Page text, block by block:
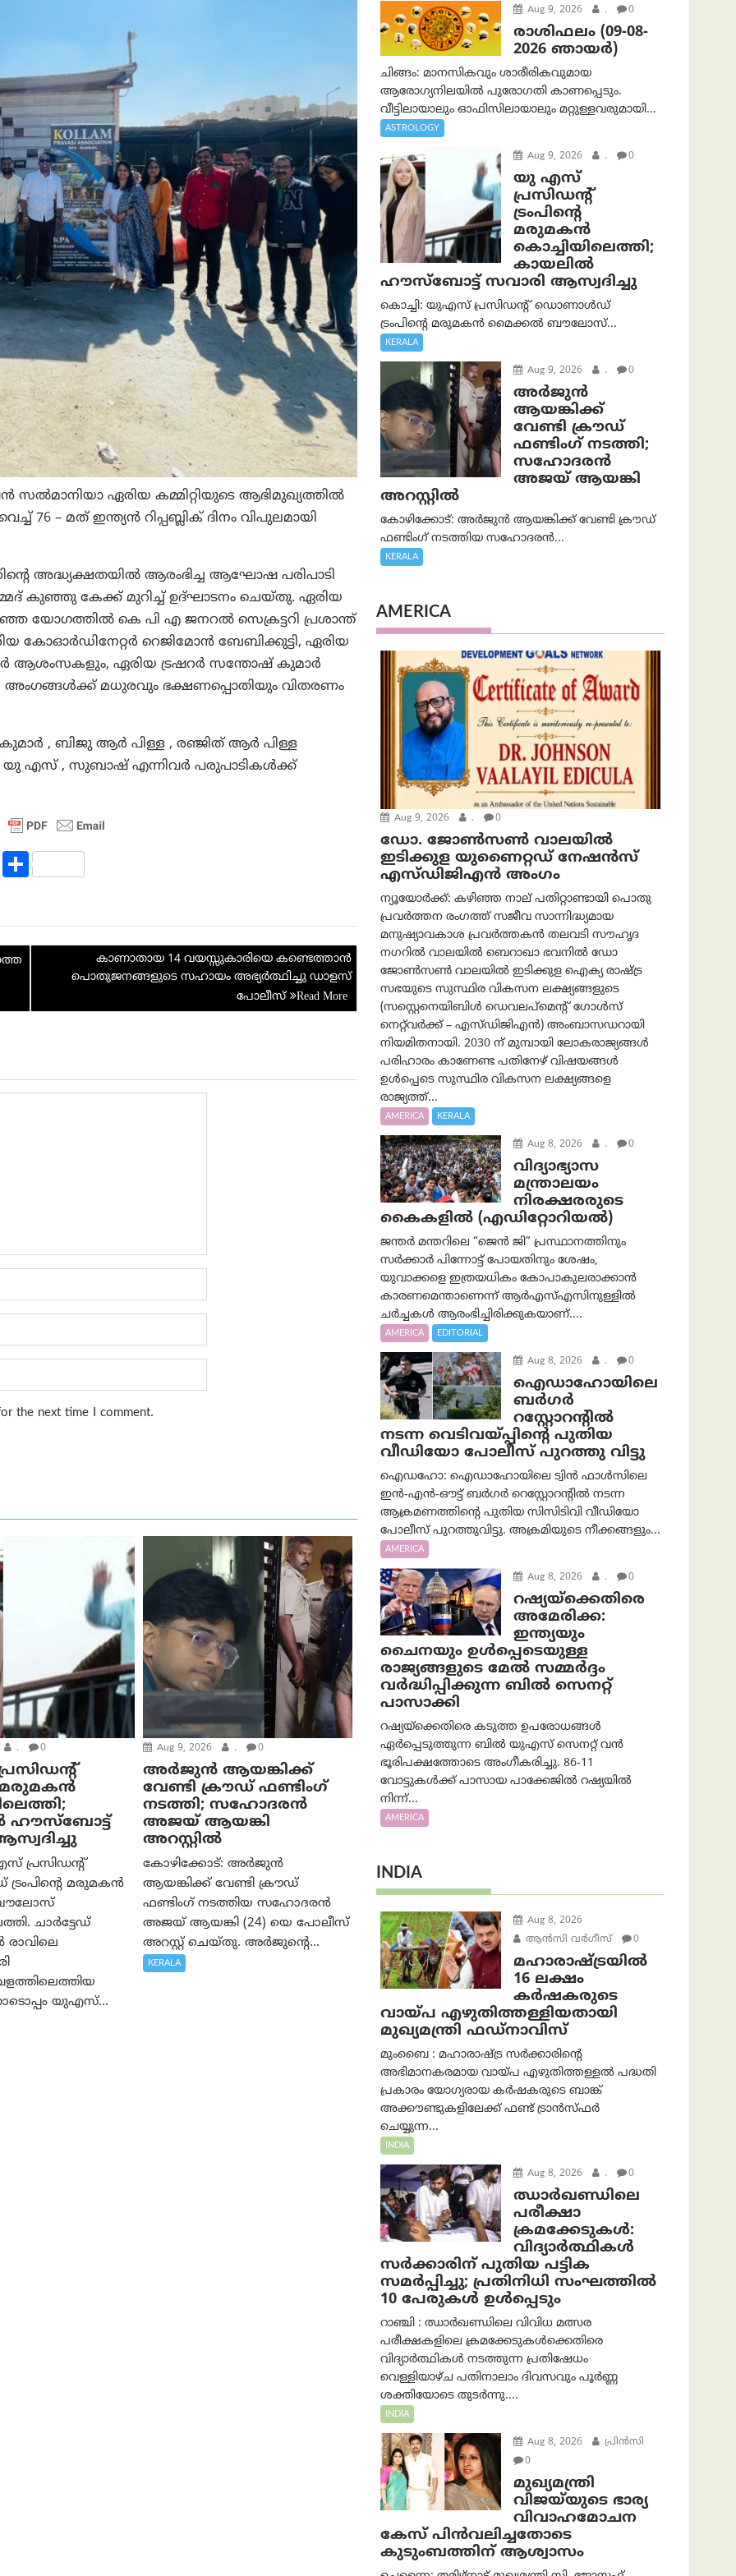
ഏരിയ കമ്മിറ്റിയുടെ ആഭിമുഖ്യത്തിൽ
76 – മത് ഇന്ത്യൻ റിപ്പബ്ലിക് ദിനം വിപുലമായി
അദ്ധ്യക്ഷതയിൽ ആരംഭിച്ച ആഘോഷ പരിപാടി
കുഞ്ഞു കേക്ക് മുറിച്ച് ഉദ്ഘാടനം ചെയ്തു. ഏരിയ
യോഗത്തിൽ കെ പി എ ജനറൽ സെക്രട്ടറി പ്രശാന്ത്
കോഓര്‍ഡിനേറ്റർ റെജിമോൻ ബേബിക്കുട്ടി, ഏരിയ
ആശംസകളും, ഏരിയ ട്രഷറർ സന്തോഷ് കുമാർ
അംഗങ്ങൾക്ക് മധുരവും ഭക്ഷണപ്പൊതിയും വിതരണം
, ബിജു ആർ പിള്ള , രഞ്ജിത് ആർ പിള്ള
യു എസ് , സുബാഷ് എന്നിവർ പരുപാടികൾക്ക്
R S
e
കാണാതായ 14 വയസ്സുകാരിയെ കണ്ടെത്താൻ
പൊതുജനങ്ങളുടെ സഹായം അഭ്യർത്ഥിച്ചു ഡാളസ്
പോലീസ്
the next time I comment.
. 0
മരുമകൻ
ഹൗസ്ബോട്ട്
പ്രസിഡന്റ്
മരുമകൻ
ചാർട്ടേഡ്
രാവിലെ
യുഎസ്...
Aug 9, 2026 . 0
അർജുൻ ആയങ്കിക്ക്
വേണ്ടി ക്രൗഡ് ഫണ്ടിംഗ്
നടത്തി; സഹോദരന്‍
അജയ് ആയങ്കി
അറസ്റ്റിൽ
കോഴിക്കോട്: അർജുൻ
ആയങ്കിക്ക് വേണ്ടി ക്രൗഡ്
ഫണ്ടിംഗ് നടത്തിയ സഹോദരന്‍
അജയ് ആയങ്കി (24) യെ പോലീസ്
അറസ്റ്റ് ചെയ്തു. അർജുന്റെ...
KERALA
Aug 9, 2026 . 0
രാശിഫലം (09-08-
2026 ഞായര്‍)
ചിങ്ങം: മാനസികവും ശാരീരികവുമായ
ആരോഗ്യനിലയിൽ പുരോഗതി കാണപ്പെടും.
വീട്ടിലായാലും ഓഫിസിലായാലും മറ്റുള്ളവരുമായി...
ASTROLOGY
Aug 9, 2026 . 0
യു എസ്
പ്രസിഡന്റ്
ട്രംപിന്റെ
മരുമകൻ
കൊച്ചിയിലെത്തി;
കായലിൽ
ഹൗസ്ബോട്ട് സവാരി ആസ്വദിച്ചു
കൊച്ചി: യുഎസ് പ്രസിഡന്റ് ഡൊണാൾഡ്
ട്രംപിന്റെ മരുമകൻ മൈക്കൽ ബൗലോസ്...
KERALA
Aug 9, 2026 . 0
അർജുൻ
ആയങ്കിക്ക്
വേണ്ടി ക്രൗഡ്
ഫണ്ടിംഗ് നടത്തി;
സഹോദരന്‍
അജയ് ആയങ്കി
അറസ്റ്റിൽ
കോഴിക്കോട്: അർജുൻ ആയങ്കിക്ക് വേണ്ടി ക്രൗഡ്
ഫണ്ടിംഗ് നടത്തിയ സഹോദരന്‍...
KERALA
AMERICA
Aug 9, 2026 . 0
ഡോ. ജോൺസൺ വാലയിൽ
ഇടിക്കുള യുണൈറ്റഡ് നേഷൻസ്
എസ്ഡിജിഎൻ അംഗം
ന്യൂയോര്‍ക്ക്: കഴിഞ്ഞ നാല് പതിറ്റാണ്ടായി പൊതു
പ്രവർത്തന രംഗത്ത് സജീവ സാന്നിദ്ധ്യമായ
മനുഷ്യാവകാശ പ്രവർത്തകൻ തലവടി സൗഹൃദ
നഗറിൽ വാലയിൽ ബെറാഖാ ഭവനിൽ ഡോ
ജോൺസൺ വാലയിൽ ഇടിക്കുള ഐക്യ രാഷ്ട്ര
സഭയുടെ സുസ്ഥിര വികസന ലക്ഷ്യങ്ങളുടെ
(സസ്റ്റെനെയിബിൾ ഡെവലപ്‌മെന്റ് ഗോൾസ്
നെറ്റ്‌വർക്ക് – എസ്ഡിജിഎൻ) അംബാസഡറായി
നിയമിതനായി. 2030 ന് മുമ്പായി ലോകരാജ്യങ്ങൾ
പരിഹാരം കാണേണ്ട പതിനേഴ് വിഷയങ്ങൾ
ഉൾപ്പെടെ സുസ്ഥിര വികസന ലക്ഷ്യങ്ങളെ
രാജ്യത്ത്...
AMERICA KERALA
Aug 8, 2026 . 0
വിദ്യാഭ്യാസ
മന്ത്രാലയം
നിരക്ഷരരുടെ
കൈകളിൽ (എഡിറ്റോറിയല്‍)
ജന്തർ മന്തറിലെ “ജെൻ ജി” പ്രസ്ഥാനത്തിനും
സർക്കാർ പിന്നോട്ട് പോയതിനും ശേഷം,
യുവാക്കളെ ഇത്രയധികം കോപാകുലരാക്കാൻ
കാരണമെന്താണെന്ന് ആർ‌എസ്‌എസിനുള്ളിൽ
ചർച്ചകൾ ആരംഭിച്ചിരിക്കുകയാണ്....
AMERICA EDITORIAL
Aug 8, 2026 . 0
ഐഡാഹോയിലെ
ബർഗർ
റസ്റ്റോറന്റിൽ
നടന്ന വെടിവയ്പ്പിന്റെ പുതിയ
വീഡിയോ പോലീസ് പുറത്തു വിട്ടു
ഐഡഹോ: ഐഡാഹോയിലെ ട്വിൻ ഫാൾസിലെ
ഇൻ-എൻ-ഔട്ട് ബർഗർ റെസ്റ്റോറന്റിൽ നടന്ന
ആക്രമണത്തിന്റെ പുതിയ സിസിടിവി വീഡിയോ
പോലീസ് പുറത്തുവിട്ടു. അക്രമിയുടെ നീക്കങ്ങളും...
AMERICA
Aug 8, 2026 . 0
റഷ്യയ്‌ക്കെതിരെ
അമേരിക്ക:
ഇന്ത്യയും
ചൈനയും ഉൾപ്പെടെയുള്ള
രാജ്യങ്ങളുടെ മേൽ സമ്മർദ്ദം
വർദ്ധിപ്പിക്കുന്ന ബിൽ സെനറ്റ്
പാസാക്കി
റഷ്യയ്‌ക്കെതിരെ കടുത്ത ഉപരോധങ്ങൾ
ഏർപ്പെടുത്തുന്ന ബിൽ യുഎസ് സെനറ്റ് വൻ
ഭൂരിപക്ഷത്തോടെ അംഗീകരിച്ചു. 86-11
വോട്ടുകൾക്ക് പാസായ പാക്കേജിൽ റഷ്യയിൽ
നിന്ന്...
AMERICA
INDIA
Aug 8, 2026
ആന്‍സി വര്‍ഗീസ്
0
മഹാരാഷ്ട്രയിൽ
16 ലക്ഷം
കർഷകരുടെ
വായ്പ എഴുതിത്തള്ളിയതായി
മുഖ്യമന്ത്രി ഫഡ്‌നാവിസ്
മുംബൈ : മഹാരാഷ്ട്ര സർക്കാരിന്റെ
അഭിമാനകരമായ വായ്പ എഴുതിത്തള്ളൽ പദ്ധതി
പ്രകാരം യോഗ്യരായ കർഷകരുടെ ബാങ്ക്
അക്കൗണ്ടുകളിലേക്ക് ഫണ്ട് ട്രാൻസ്ഫർ
ചെയ്യുന്ന...
INDIA
Aug 8, 2026 . 0
ഝാര്‍ഖണ്ഡിലെ
പരീക്ഷാ
ക്രമക്കേടുകള്‍:
വിദ്യാർത്ഥികൾ
സർക്കാരിന് പുതിയ പട്ടിക
സമർപ്പിച്ചു; പ്രതിനിധി സംഘത്തിൽ
10 പേരുകൾ ഉൾപ്പെടും
റാഞ്ചി : ഝാർഖണ്ഡിലെ വിവിധ മത്സര
പരീക്ഷകളിലെ ക്രമക്കേടുകൾക്കെതിരെ
വിദ്യാർത്ഥികൾ നടത്തുന്ന പ്രതിഷേധം
വെള്ളിയാഴ്ച പതിനാലാം ദിവസവും പൂർണ്ണ
ശക്തിയോടെ തുടർന്നു....
INDIA
Aug 8, 2026
പ്രിന്‍സി
0
മുഖ്യമന്ത്രി
വിജയ്‌യുടെ ഭാര്യ
വിവാഹമോചന
കേസ് പിൻവലിച്ചതോടെ
കുടുംബത്തിന് ആശ്വാസം